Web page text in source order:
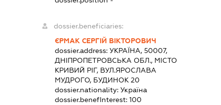
dossier.beneficiaries:
ЄРМАК СЕРГІЙ ВІКТОРОВИЧ
dossier.address:УКРАЇНА, 50007,
ДНІПРОПЕТРОВСЬКА ОБЛ., МІСТО
КРИВИЙ РІГ, ВУЛ.ЯРОСЛАВА
МУДРОГО, БУДИНОК 20
dossier.nationality:Україна
dossier.benefInterest:100